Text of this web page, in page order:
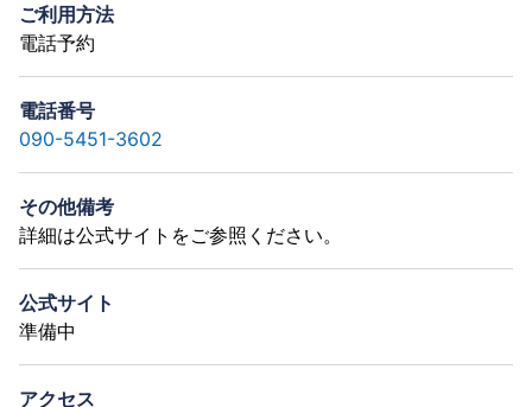
ご利用方法
電話予約
電話番号
090-5451-3602
その他備考
詳細は公式サイトをご参照ください。
公式サイト
準備中
アクセス